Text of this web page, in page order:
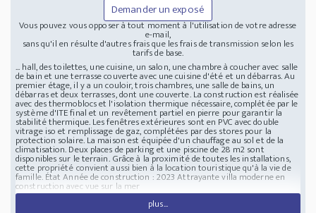
Demander un exposé
Vous pouvez vous opposer à tout moment à l'utilisation de votre adresse
e-mail,
sans qu'il en résulte d'autres frais que les frais de transmission selon les
tarifs de base.
... hall, des toilettes, une cuisine, un salon, une chambre à coucher avec salle
de bain et une terrasse couverte avec une cuisine d'été et un débarras. Au
premier étage, il y a un couloir, trois chambres, une salle de bains, un
débarras et deux terrasses, dont une couverte. La construction est réalisée
avec des thermoblocs et l'isolation thermique nécessaire, complétée par le
système d'ITE final et un revêtement partiel en pierre pour garantir la
stabilité thermique. Les fenêtres extérieures sont en PVC avec double
vitrage iso et remplissage de gaz, complétées par des stores pour la
protection solaire. La maison est équipée d'un chauffage au sol et de la
climatisation. Deux places de parking et une piscine de 28 m2 sont
disponibles sur le terrain. Grâce à la proximité de toutes les installations,
cette propriété convient aussi bien à la location touristique qu'à la vie de
famille. État Année de construction : 2023 Attrayante villa moderne en
construction avec vue sur la mer
plus...